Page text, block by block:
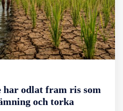
odlat fram ris som
och torka